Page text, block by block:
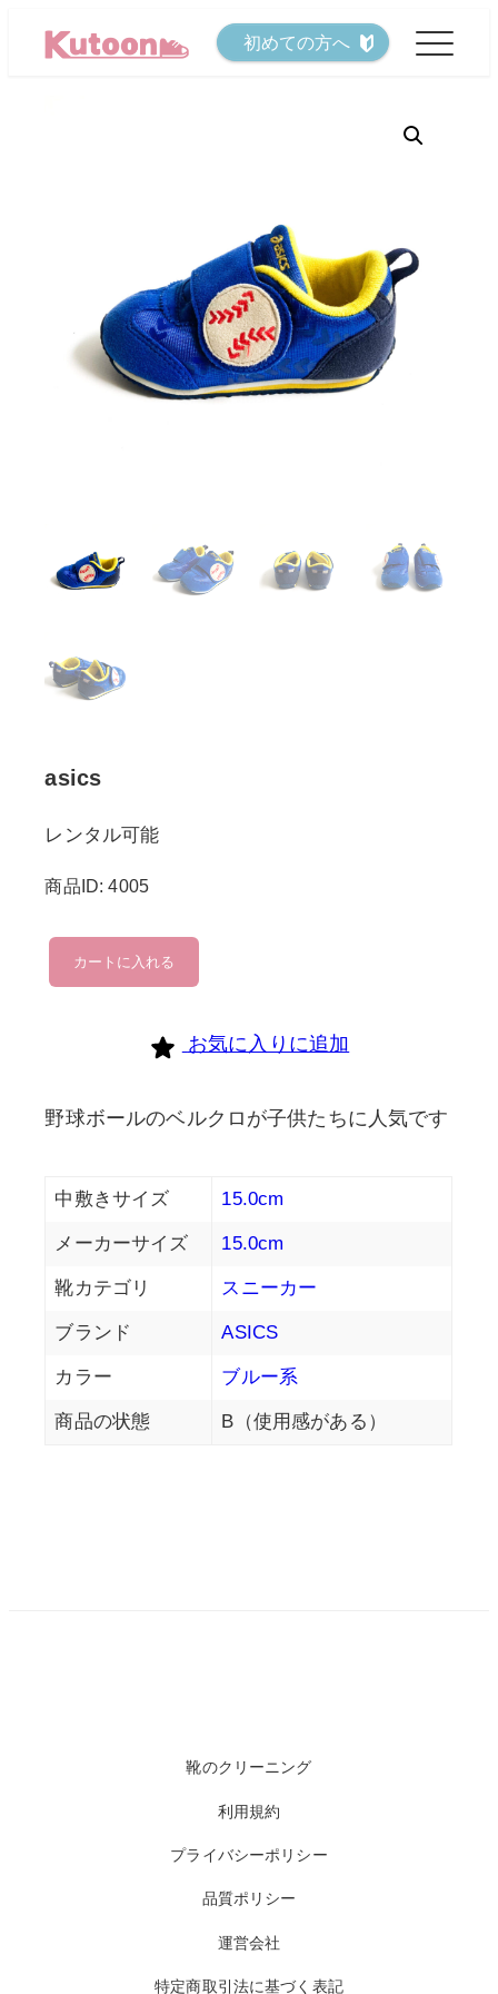
初めての方へ
asics
レンタル可能
商品ID: 4005
asics
個
カートに入れる
お気に入りに追加
野球ボールのベルクロが子供たちに人気です
中敷きサイズ 15.0cm
メーカーサイズ 15.0cm
靴カテゴリ スニーカー
ブランド ASICS
カラー ブルー系
商品の状態 B（使用感がある）
靴のクリーニング
利用規約
プライバシーポリシー
品質ポリシー
運営会社
特定商取引法に基づく表記